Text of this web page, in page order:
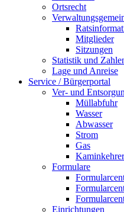
Ortsrecht
Mitglieder
Sitzungen
Statistik und
Lage und Anreise
Service / Bürgerportal
Ver- und
Müllabfuhr
Wasser
Abwasser
Strom
Gas
Kaminkehrer
Formulare
Einrichtungen